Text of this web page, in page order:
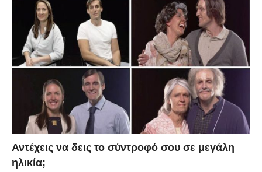
Αντέχεις να δεις το σύντροφό σου σε μεγάλη
ηλικία;